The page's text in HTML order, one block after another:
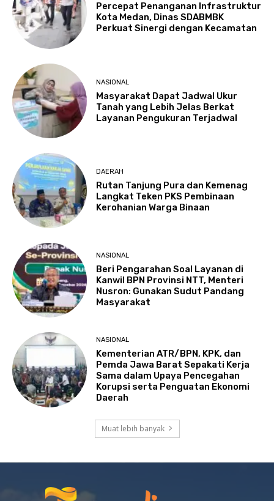
Percepat Penanganan Infrastruktur
Kota Medan, Dinas SDABMBK
Perkuat Sinergi dengan Kecamatan
NASIONAL
Masyarakat Dapat Jadwal Ukur
Tanah yang Lebih Jelas Berkat
Layanan Pengukuran Terjadwal
DAERAH
Rutan Tanjung Pura dan Kemenag
Langkat Teken PKS Pembinaan
Kerohanian Warga Binaan
NASIONAL
Beri Pengarahan Soal Layanan di
Kanwil BPN Provinsi NTT, Menteri
Nusron: Gunakan Sudut Pandang
Masyarakat
NASIONAL
Kementerian ATR/BPN, KPK, dan
Pemda Jawa Barat Sepakati Kerja
Sama dalam Upaya Pencegahan
Korupsi serta Penguatan Ekonomi
Daerah
Muat lebih banyak